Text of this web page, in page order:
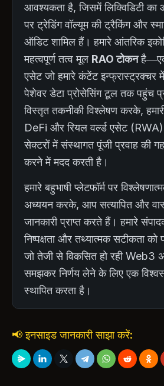
आवश्यकता है, जिसमें लिक्विडिटी
पर ट्रेडिंग वॉल्यूम की ट्रैकिंग और
ऑडिट शामिल हैं। हमारे आंतरिक
महत्वपूर्ण तत्व मूल RAO टोकनहै—एक
एसेट जो हमारे कंटेंट
पेशेवर डेटा प्रोसेसिंग टूल तक पहुंच
विस्तृत तकनीकी विश्लेषण करके,
DeFi और रियल वर्ल्ड एसेट
सेक्टरों में संस्थागत पूंजी प्रवाह की
करने में मदद करती है।
हमारे बहुभाषी प्लेटफॉर्म पर
अध्ययन करके, आप सत्यापित और
जानकारी प्राप्त करते हैं। हमारे
निष्पक्षता और तथ्यात्मक सटीकता को
जो तेजी से विकसित हो रही Web3
समझकर निर्णय लेने के लिए एक
स्थापित करता है।
📢 इनसाइड जानकारी साझा करें: